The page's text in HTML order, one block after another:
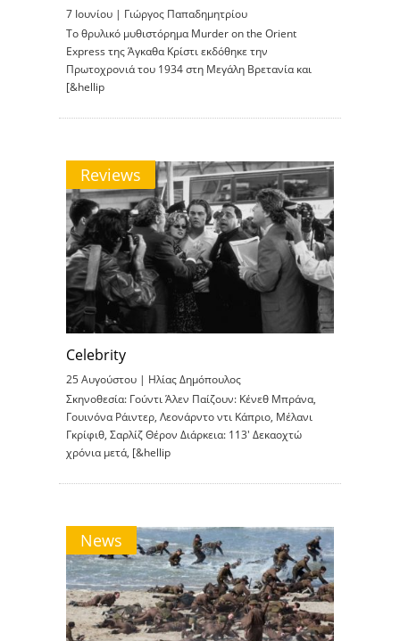
7 Ιουνίου | Γιώργος Παπαδημητρίου
Το θρυλικό μυθιστόρημα Murder on the Orient
Express της Άγκαθα Κρίστι εκδόθηκε την
Πρωτοχρονιά του 1934 στη Μεγάλη Βρετανία και
[&hellip
Reviews
Celebrity
25 Αυγούστου | Ηλίας Δημόπουλος
Σκηνοθεσία: Γούντι Άλεν Παίζουν: Κένεθ Μπράνα,
Γουινόνα Ράιντερ, Λεονάρντο ντι Κάπριο, Μέλανι
Γκρίφιθ, Σαρλίζ Θέρον Διάρκεια: 113′ Δεκαοχτώ
χρόνια μετά, [&hellip
News